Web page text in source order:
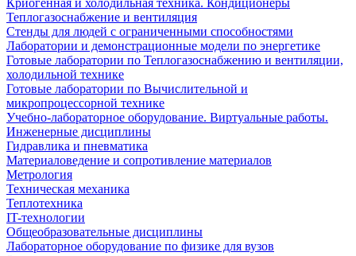
Криогенная и холодильная техника. Кондиционеры
Теплогазоснабжение и вентиляция
Стенды для людей с ограниченными способностями
Лаборатории и демонстрационные модели по энергетике
Готовые лаборатории по Теплогазоснабжению и вентиляции,
холодильной технике
Готовые лаборатории по Вычислительной и
микропроцессорной технике
Учебно-лабораторное оборудование. Виртуальные работы.
Инженерные дисциплины
Гидравлика и пневматика
Материаловедение и сопротивление материалов
Метрология
Техническая механика
Теплотехника
IT-технологии
Общеобразовательные дисциплины
Лабораторное оборудование по физике для вузов